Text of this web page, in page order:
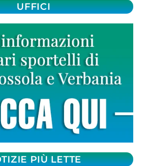
UFFICI
PIÙ LETTE